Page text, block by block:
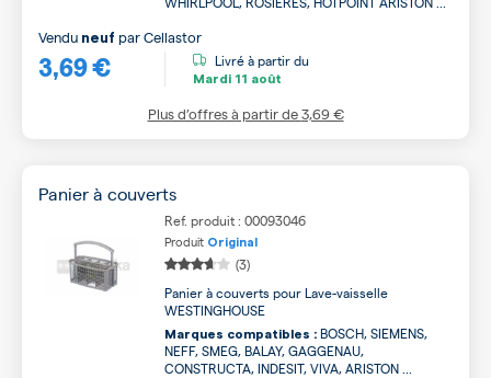
3,69 €
Vendu neuf parCellastor
Livré à partir du
Mardi 11 août
Plus d’offres à partir de3,69 €
Panier à couverts
Ref. produit : 00093046
Produit Original
(3)
Panier à couverts pour Lave-vaisselle
WESTINGHOUSE
Marques compatibles : BOSCH, SIEMENS,
NEFF, SMEG, BALAY, GAGGENAU,
CONSTRUCTA, INDESIT, VIVA, ARISTON ...